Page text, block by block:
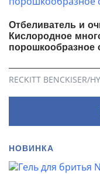
Отбеливатель и
Кислородное
порошкообразное
RECKITT BENCKISER/
НОВИНКА